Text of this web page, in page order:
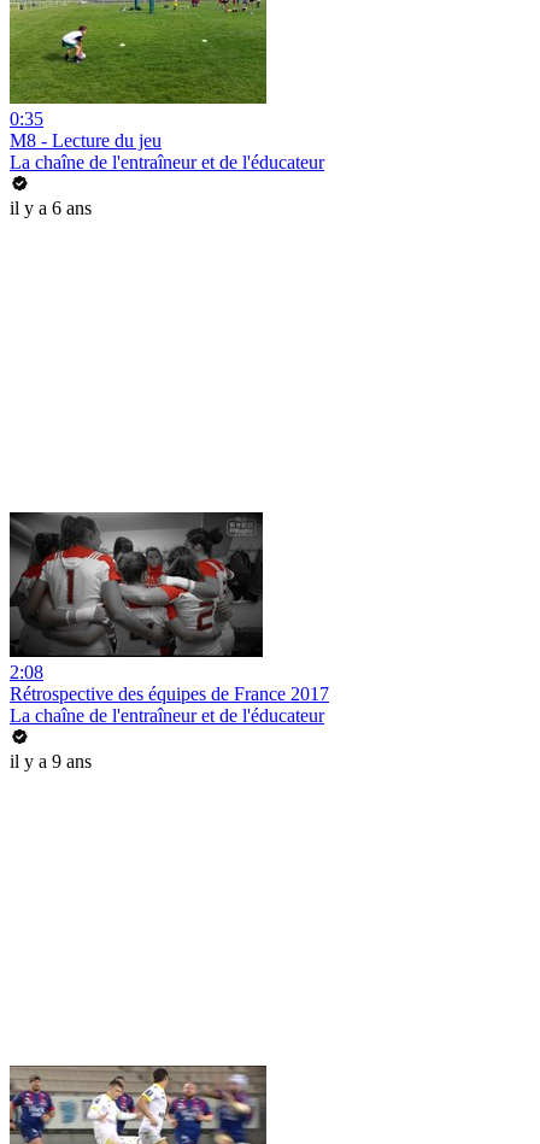
0:35
M8 - Lecture du jeu
La chaîne de l'entraîneur et de l'éducateur
il y a 6 ans
2:08
Rétrospective des équipes de France 2017
La chaîne de l'entraîneur et de l'éducateur
il y a 9 ans